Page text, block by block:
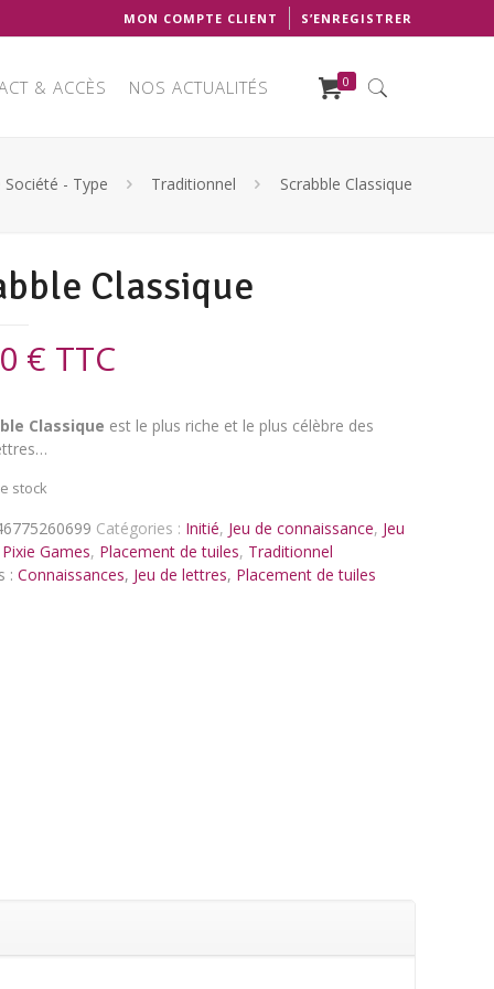
MON COMPTE CLIENT S’ENREGISTRER
& ACCÈS NOS ACTUALITÉS 0
Société - Type Traditionnel Scrabble Classique
Classique
€ TTC
Classique est le plus riche et le plus célèbre des
stock
Catégories : Initié, Jeu de connaissance, Jeu
Pixie Games, Placement de tuiles, Traditionnel
: Connaissances, Jeu de lettres, Placement de tuiles